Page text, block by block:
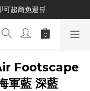
超商免運🛒
Footscape
軍藍 深藍